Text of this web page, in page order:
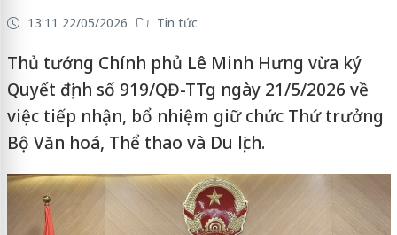
13:11 22/05/2026 Tin tức
Thủ tướng Chính phủ Lê Minh Hưng vừa ký
Quyết định số 919/QĐ-TTg ngày 21/5/2026 về
việc tiếp nhận, bổ nhiệm giữ chức Thứ trưởng
Bộ Văn hoá, Thể thao và Du lịch.